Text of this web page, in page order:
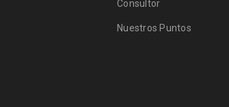
Consultor
Nuestros Puntos